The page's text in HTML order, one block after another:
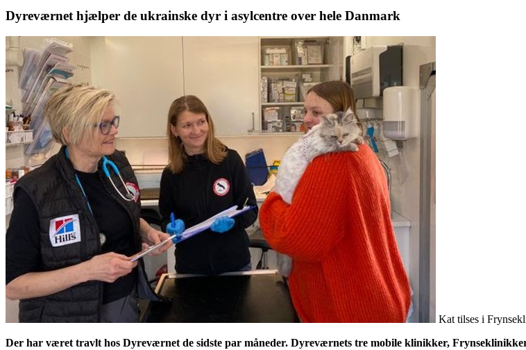
Dyreværnet hjælper de ukrainske dyr i asylcentre over hele Danmark
Kat tilses i
Der har været travlt hos Dyreværnet de sidste par måneder. Dyreværnets tre mobile klinikker,